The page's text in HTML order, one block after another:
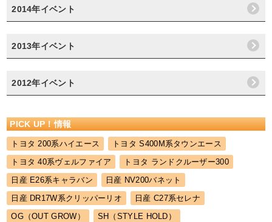
2014年イベント
2013年イベント
2012年イベント
PICK UP！情報
トヨタ 200系ハイエース
トヨタ S400M系タウンエース
トヨタ 40系ヴェルファイア
トヨタ ランドクルーザー300
日産 E26系キャラバン
日産 NV200バネット
日産 DR17W系クリッパーリオ
日産 C27系セレナ
OG（OUT GROW）
SH（STYLE HOLD）